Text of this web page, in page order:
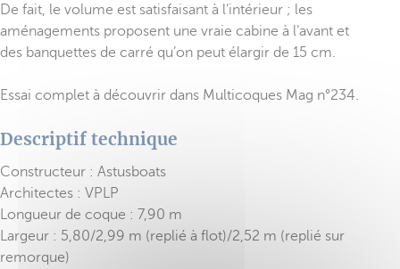
De fait, le volume est satisfaisant à l’intérieur ; les
aménagements proposent une vraie cabine à l’avant et
des banquettes de carré qu’on peut élargir de 15 cm.
Essai complet à découvrir dans Multicoques Mag n°234.
Descriptif technique
Constructeur : Astusboats
Architectes : VPLP
Longueur de coque : 7,90 m
Largeur : 5,80/2,99 m (replié à flot)/2,52 m (replié sur
remorque)